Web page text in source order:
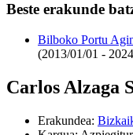
Beste erakunde
Bilboko Portu
(2013/01/01 -
Carlos Alzaga
Erakundea: